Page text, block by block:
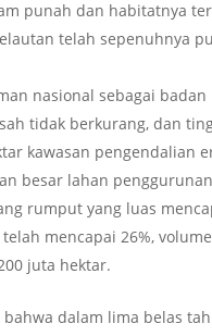
punah dan habitatnya
telah sepenuhnya
nasional sebagai
tidak berkurang, dan
kawasan pengendalian
besar lahan
rumput yang luas
mencapai 26%,
juta hektar.
dalam lima belas